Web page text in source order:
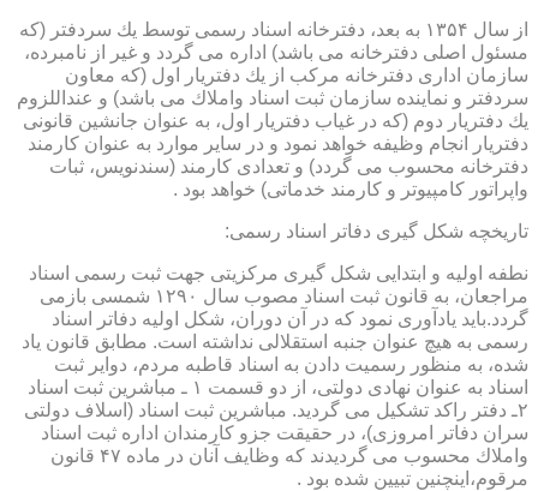
از سال ۱۳۵۴ به بعد، دفترخانه اسناد رسمی توسط یك سردفتر (كه
مسئول اصلی دفترخانه می باشد) اداره می گردد و غیر از نامبرده،
سازمان اداری دفترخانه مركب از یك دفتریار اول (كه معاون
سردفتر و نماینده سازمان ثبت اسناد واملاك می باشد) و عنداللزوم
یك دفتریار دوم (كه در غیاب دفتریار اول، به عنوان جانشین قانونی
دفتریار انجام وظیفه خواهد نمود و در سایر موارد به عنوان كارمند
دفترخانه محسوب می گردد) و تعدادی كارمند (سندنویس، ثبات
واپراتور كامپیوتر و كارمند خدماتی) خواهد بود .
تاریخچه شكل گیری دفاتر اسناد رسمی:
نطفه اولیه و ابتدایی شكل گیری مركزیتی جهت ثبت رسمی اسناد
مراجعان، به قانون ثبت اسناد مصوب سال ۱۲۹۰ شمسی بازمی
گردد.باید یادآوری نمود كه در آن دوران، شكل اولیه دفاتر اسناد
رسمی به هیچ عنوان جنبه استقلالی نداشته است. مطابق قانون یاد
شده، به منظور رسمیت دادن به اسناد قاطبه مردم، دوایر ثبت
اسناد به عنوان نهادی دولتی، از دو قسمت ۱ ـ مباشرین ثبت اسناد
۲ـ دفتر راكد تشكیل می گردید. مباشرین ثبت اسناد (اسلاف دولتی
سران دفاتر امروزی)، در حقیقت جزو كارمندان اداره ثبت اسناد
واملاك محسوب می گردیدند كه وظایف آنان در ماده ۴۷ قانون
مرقوم،اینچنین تبیین شده بود .